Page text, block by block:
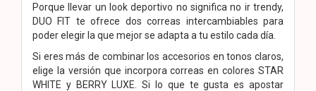
Porque llevar un look deportivo no significa no ir trendy,
DUO FIT te ofrece dos correas intercambiables para
poder elegir la que mejor se adapta a tu estilo cada día.
Si eres más de combinar los accesorios en tonos claros,
elige la versión que incorpora correas en colores STAR
WHITE y BERRY LUXE. Si lo que te gusta es apostar